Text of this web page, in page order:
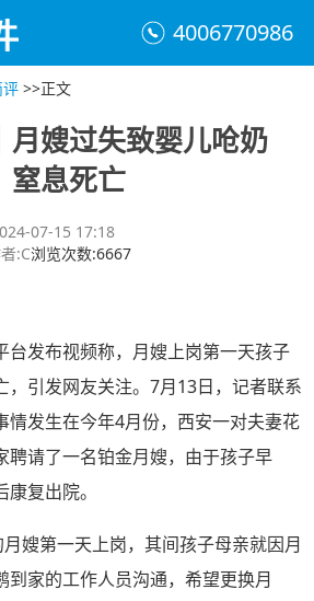
4006770986
>>正文
月嫂过失致婴儿呛奶
窒息死亡
07-15 17:18
:C浏览次数:6667
台发布视频称，月嫂上岗第一天孩子
，引发网友关注。7月13日，记者联系
情发生在今年4月份，西安一对夫妻花
聘请了一名铂金月嫂，由于孩子早
复出院。
嫂第一天上岗，其间孩子母亲就因月
到家的工作人员沟通，希望更换月